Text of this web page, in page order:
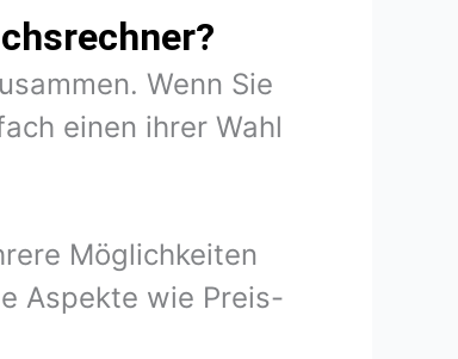
Wenn Sie
einen ihrer Wahl
Möglichkeiten
Aspekte wie Preis-